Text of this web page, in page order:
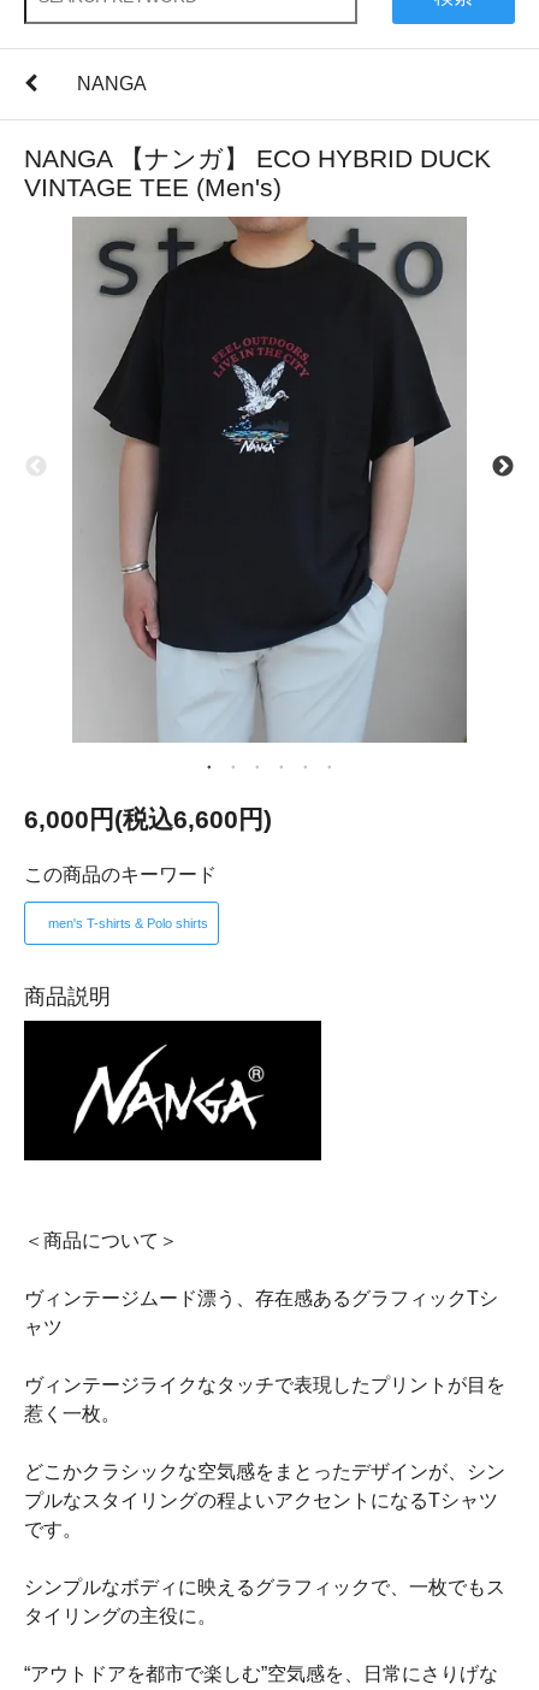
NANGA
NANGA 【ナンガ】 ECO HYBRID DUCK
VINTAGE TEE (Men's)
6,000円(税込6,600円)
この商品のキーワード
men's T-shirts & Polo shirts
商品説明
＜商品について＞
ヴィンテージムード漂う、存在感あるグラフィックTシ
ャツ
ヴィンテージライクなタッチで表現したプリントが目を
惹く一枚。
どこかクラシックな空気感をまとったデザインが、シン
プルなスタイリングの程よいアクセントになるTシャツ
です。
シンプルなボディに映えるグラフィックで、一枚でもス
タイリングの主役に。
“アウトドアを都市で楽しむ”空気感を、日常にさりげな